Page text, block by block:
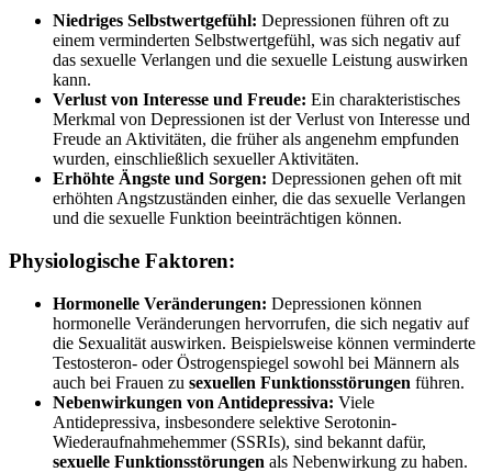
Niedriges Selbstwertgefühl: Depressionen führen oft zu
einem verminderten Selbstwertgefühl, was sich negativ auf
das sexuelle Verlangen und die sexuelle Leistung auswirken
kann.
Verlust von Interesse und Freude: Ein charakteristisches
Merkmal von Depressionen ist der Verlust von Interesse und
Freude an Aktivitäten, die früher als angenehm empfunden
wurden, einschließlich sexueller Aktivitäten.
Erhöhte Ängste und Sorgen: Depressionen gehen oft mit
erhöhten Angstzuständen einher, die das sexuelle Verlangen
und die sexuelle Funktion beeinträchtigen können.
Physiologische Faktoren:
Hormonelle Veränderungen: Depressionen können
hormonelle Veränderungen hervorrufen, die sich negativ auf
die Sexualität auswirken. Beispielsweise können verminderte
Testosteron- oder Östrogenspiegel sowohl bei Männern als
auch bei Frauen zu sexuellen Funktionsstörungen führen.
Nebenwirkungen von Antidepressiva: Viele
Antidepressiva, insbesondere selektive Serotonin-
Wiederaufnahmehemmer (SSRIs), sind bekannt dafür,
sexuelle Funktionsstörungen als Nebenwirkung zu haben.